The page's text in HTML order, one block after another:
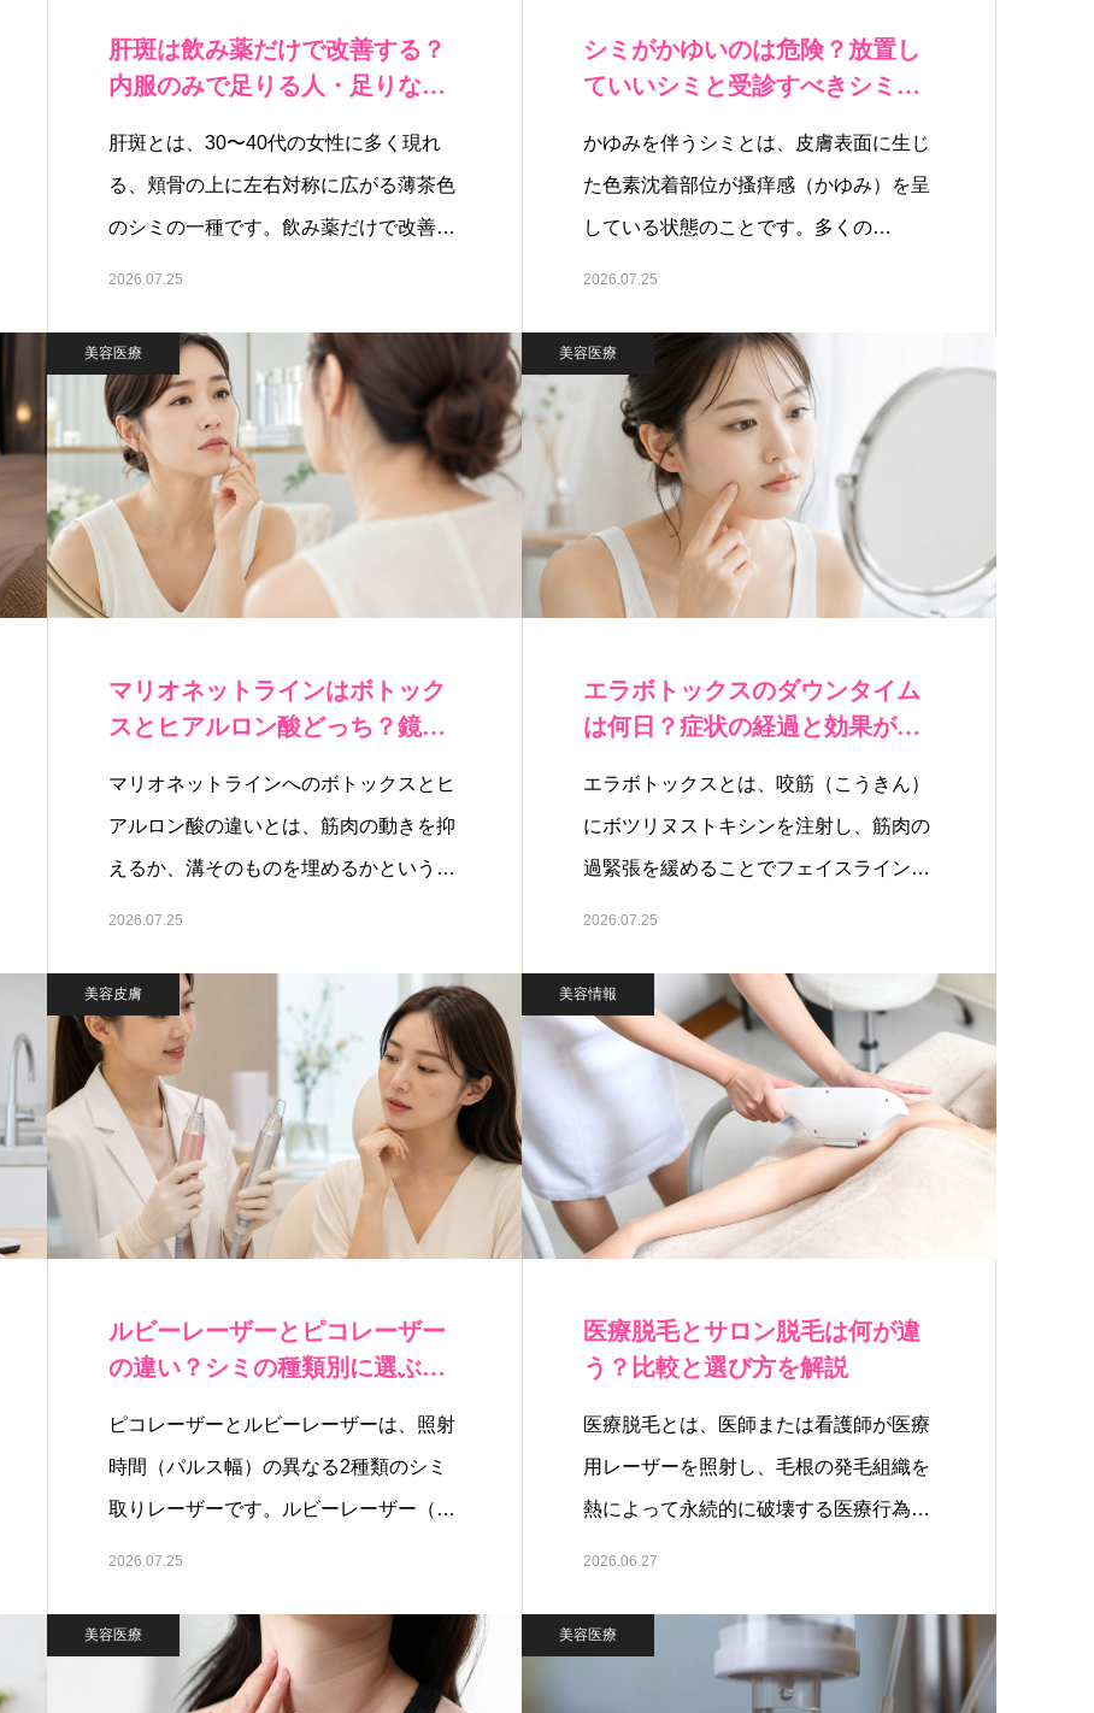
肝斑は飲み薬だけで改善する？
内服のみで足りる人・足りない
肝斑とは、30〜40代の女性に多く現れ
る、頬骨の上に左右対称に広がる薄茶色
のシミの一種です。飲み薬だけで改善
で…
2026.07.25
シミがかゆいのは危険？放置し
ていいシミと受診すべきシミの
かゆみを伴うシミとは、皮膚表面に生じ
た色素沈着部位が搔痒感（かゆみ）を呈
している状態のことです。多くの…
2026.07.25
美容医療
マリオネットラインはボトック
スとヒアルロン酸どっち？鏡で
マリオネットラインへのボトックスとヒ
アルロン酸の違いとは、筋肉の動きを抑
えるか、溝そのものを埋めるかというア
プ…
2026.07.25
美容医療
エラボトックスのダウンタイム
は何日？症状の経過と効果が出
エラボトックスとは、咬筋（こうきん）
にボツリヌストキシンを注射し、筋肉の
過緊張を緩めることでフェイスラインを
整…
2026.07.25
美容皮膚
ルビーレーザーとピコレーザー
の違い？シミの種類別に選ぶ波
ピコレーザーとルビーレーザーは、照射
時間（パルス幅）の異なる2種類のシミ
取りレーザーです。ルビーレーザー（Q
ス…
2026.07.25
美容情報
医療脱毛とサロン脱毛は何が違
う？比較と選び方を解説
医療脱毛とは、医師または看護師が医療
用レーザーを照射し、毛根の発毛組織を
熱によって永続的に破壊する医療行為で
す…
2026.06.27
美容医療 美容医療